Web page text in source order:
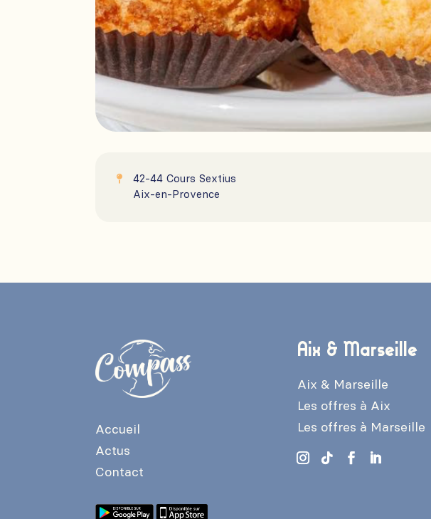
 42-44 Cours Sextius
Aix-en-Provence
Accueil
Actus
Contact
Aix & Marseille
Aix & Marseille
Les offres à Aix
Les offres à Marseille